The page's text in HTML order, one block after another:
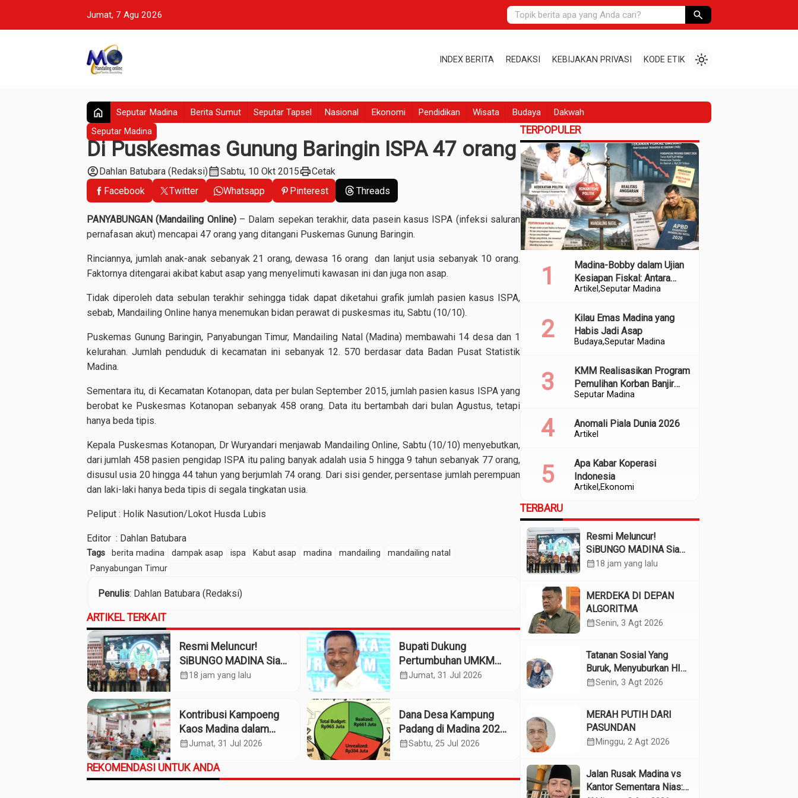
Jumat, 7 Agu 2026 search
INDEX BERITA REDAKSI KEBIJAKAN PRIVASI KODE ETIK light_mode
home Seputar Madina Berita Sumut Seputar Tapsel Nasional Ekonomi Pendidikan Wisata Budaya Dakwah
Seputar Madina
Di Puskesmas Gunung Baringin ISPA 47 orang
account_circleDahlan Batubara (Redaksi)calendar_monthSabtu, 10 Okt 2015printCetak
Facebook
Twitter Whatsapp Pinterest Threads
PANYABUNGAN (Mandailing Online)– Dalam sepekan terakhir, data pasein kasus ISPA (infeksi saluran
pernafasan akut) mencapai 47 orang yang ditangani Puskemas Gunung Baringin.
Rinciannya, jumlah anak-anak sebanyak 21 orang, dewasa 16 orang dan lanjut usia sebanyak 10 orang.
Faktornya ditengarai akibat kabut asap yang menyelimuti kawasan ini dan juga non asap.
Tidak diperoleh data sebulan terakhir sehingga tidak dapat diketahui grafik jumlah pasien kasus ISPA,
sebab, Mandailing Online hanya menemukan bidan perawat di puskesmas itu, Sabtu (10/10).
Puskemas Gunung Baringin, Panyabungan Timur, Mandailing Natal (Madina) membawahi 14 desa dan 1
kelurahan. Jumlah penduduk di kecamatan ini sebanyak 12. 570 berdasar data Badan Pusat Statistik
Madina.
Sementara itu, di Kecamatan Kotanopan, data per bulan September 2015, jumlah pasien kasus ISPA yang
berobat ke Puskesmas Kotanopan sebanyak 458 orang. Data itu bertambah dari bulan Agustus, tetapi
hanya beda tipis.
Kepala Puskesmas Kotanopan, Dr Wuryandari menjawab Mandailing Online, Sabtu (10/10) menyebutkan,
dari jumlah 458 pasien pengidap ISPA itu paling banyak adalah usia 5 hingga 9 tahun sebanyak 77 orang,
disusul usia 20 hingga 44 tahun yang berjumlah 74 orang. Dari sisi gender, persentase jumlah perempuan
dan laki-laki hanya beda tipis di segala tingkatan usia.
Peliput : Holik Nasution/Lokot Husda Lubis
Editor : Dahlan Batubara
Tags berita madina dampak asap ispa Kabut asap madina mandailing
mandailing natal
Panyabungan Timur
Penulis: Dahlan Batubara (Redaksi)
ARTIKEL TERKAIT
Resmi Meluncur!
SiBUNGO MADINA Siap
Optimalkan Pendapatan
calendar_month18 jam yang lalu
Bupati Dukung
Pertumbuhan UMKM
Termasuk Kampoeng
calendar_monthJumat, 31 Jul 2026
Kontribusi Kampoeng
Kaos Madina dalam
Industri Budaya dan
calendar_monthJumat, 31 Jul 2026
Dana Desa Kampung
Padang di Madina 2025:
Pagu Rp965 Juta,
calendar_monthSabtu, 25 Jul 2026
REKOMENDASI UNTUK ANDA
TERPOPULER
Artikel Seputar Madina
Madina-Bobby dalam Ujian
Kesiapan Fiskal: Antara
Kedekatan Politik dan
BudayaSeputar Madina
Kilau Emas Madina yang
Habis Jadi Asap
Seputar Madina
KMM Realisasikan Program
Pemulihan Korban Banjir
dan Longsor di Kabupaten
Artikel
Anomali Piala Dunia 2026
Artikel Ekonomi
Apa Kabar Koperasi
Indonesia
TERBARU
Resmi Meluncur!
SiBUNGO MADINA Siap
Optimalkan Pendapatan
calendar_month18 jam yang lalu
MERDEKA DI DEPAN
ALGORITMA
calendar_monthSenin, 3 Agt 2026
Tatanan Sosial Yang
Buruk, Menyuburkan HIV
Pada Remaja
calendar_monthSenin, 3 Agt 2026
MERAH PUTIH DARI
PASUNDAN
calendar_month Minggu, 2 Agt 2026
Jalan Rusak Madina vs
Kantor Sementara Nias: